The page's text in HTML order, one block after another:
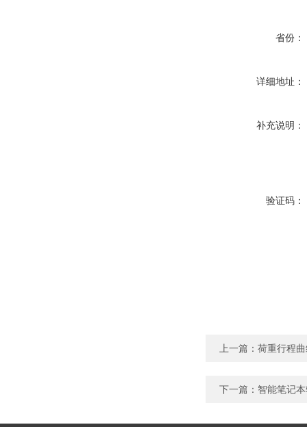
省份：
详细地址：
补充说明：
验证码：
上一篇： 荷重行程
下一篇： 智能笔记